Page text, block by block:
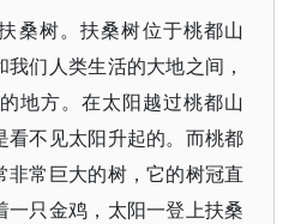
桑树。扶桑树位于桃都山
们人类生活的大地之间，
地方。在太阳越过桃都山
不见太阳升起的。而桃都
非常巨大的树，它的树冠直
只金鸡，太阳一登上扶桑